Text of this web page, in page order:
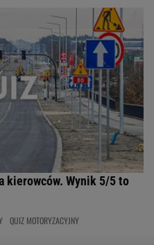
kierowców. Wynik 5/5 to
QUIZ MOTORYZACYJNY